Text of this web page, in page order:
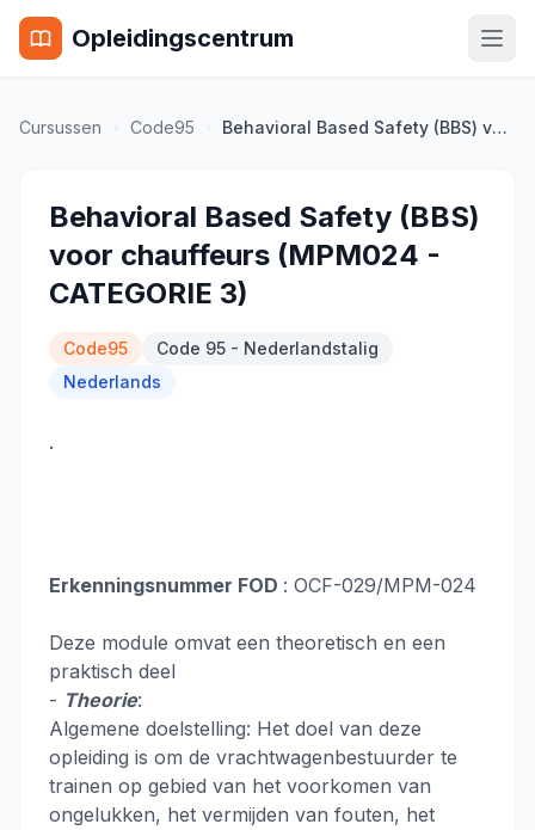
Opleidingscentrum
Cursussen Code95 Behavioral Based Safety (BBS) voor chauffeurs (MPM024 - CATEGORIE 3)
Behavioral Based Safety (BBS)
voor chauffeurs (MPM024 -
CATEGORIE 3)
Code95
Code 95 - Nederlandstalig
Nederlands
.
Erkenningsnummer FOD : OCF-029/MPM-024
Deze module omvat een theoretisch en een
praktisch deel
- Theorie:
Algemene doelstelling: Het doel van deze
opleiding is om de vrachtwagenbestuurder te
trainen op gebied van het voorkomen van
ongelukken, het vermijden van fouten, het